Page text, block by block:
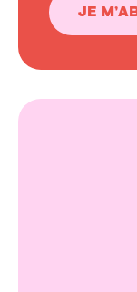
JE